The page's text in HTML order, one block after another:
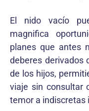
El nido vacío
magnifica
planes que antes
deberes derivados
de los hijos,
viaje sin consultar
temor a indiscretas